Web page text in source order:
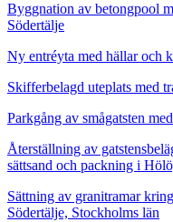
Byggnation av betongpool
Södertälje
Ny entréyta med hällar och
Skifferbelagd uteplats med
Parkgång av smågatsten
Återställning av
sättsand och packning i
Sättning av granitramar
Södertälje, Stockholms län